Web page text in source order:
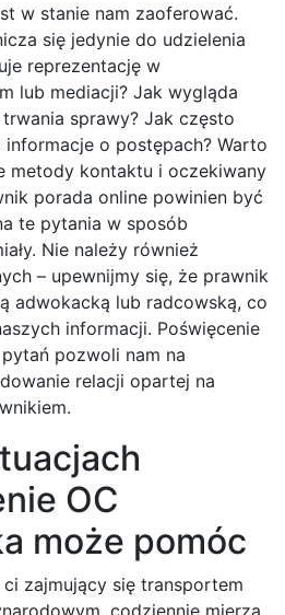
w stanie nam zaoferować.
się jedynie do udzielenia
reprezentację w
lub mediacji? Jak wygląda
sprawy? Jak często
o postępach? Warto
metody kontaktu i oczekiwany
porada online powinien być
te pytania w sposób
Nie należy również
– upewnijmy się, że prawnik
adwokacką lub radcowską, co
informacji. Poświęcenie
pozwoli nam na
relacji opartej na
OC
może pomóc
zajmujący się transportem
codziennie mierzą